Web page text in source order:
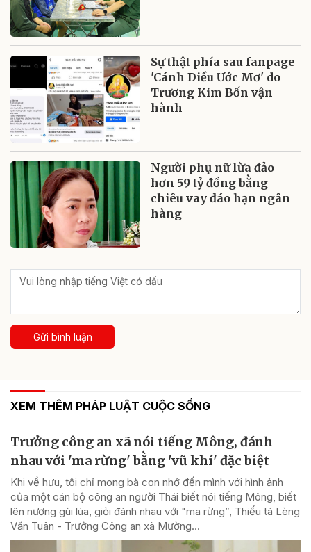
Sự thật phía sau fanpage
'Cánh Diều Ước Mơ' do
Trương Kim Bốn vận
hành
Người phụ nữ lừa đảo
hơn 59 tỷ đồng bằng
chiêu vay đáo hạn ngân
hàng
Gửi bình luận
XEM THÊM PHÁP LUẬT CUỘC SỐNG
Trưởng công an xã nói tiếng Mông, đánh
nhau với 'ma rừng' bằng 'vũ khí' đặc biệt
Khi về hưu, tôi chỉ mong bà con nhớ đến mình với hình ảnh
của một cán bộ công an người Thái biết nói tiếng Mông, biết
lên nương gùi lúa, giỏi đánh nhau với "ma rừng”, Thiếu tá Lèng
Văn Tuân - Trưởng Công an xã Mường...